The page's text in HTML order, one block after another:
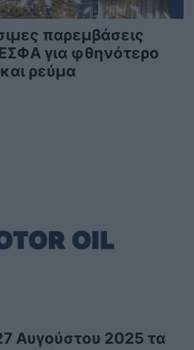
παρεμβάσεις
για φθηνότερο
ρεύμα
Αυγούστου 2025 τα